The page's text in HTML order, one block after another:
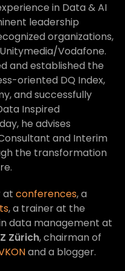
in Data & AI
leadership
organizations,
Vodafone.
and established the
oriented DQ Index,
and successfully
Inspired
he advises
and Interim
the transformation
at conferences, a
, a trainer at the
data management at
Zürich, chairman of
and a blogger.